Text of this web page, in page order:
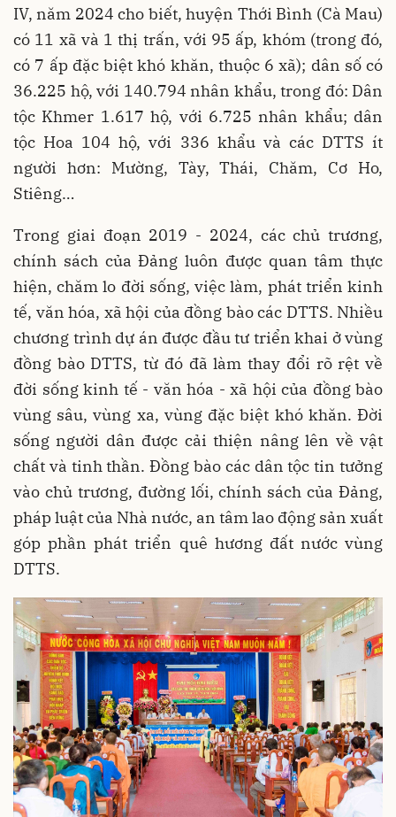
IV, năm 2024 cho biết, huyện Thới Bình (Cà Mau)
có 11 xã và 1 thị trấn, với 95 ấp, khóm (trong đó,
có 7 ấp đặc biệt khó khăn, thuộc 6 xã); dân số có
36.225 hộ, với 140.794 nhân khẩu, trong đó: Dân
tộc Khmer 1.617 hộ, với 6.725 nhân khẩu; dân
tộc Hoa 104 hộ, với 336 khẩu và các DTTS ít
người hơn: Mường, Tày, Thái, Chăm, Cơ Ho,
Stiêng…
Trong giai đoạn 2019 - 2024, các chủ trương,
chính sách của Đảng luôn được quan tâm thực
hiện, chăm lo đời sống, việc làm, phát triển kinh
tế, văn hóa, xã hội của đồng bào các DTTS. Nhiều
chương trình dự án được đầu tư triển khai ở vùng
đồng bào DTTS, từ đó đã làm thay đổi rõ rệt về
đời sống kinh tế - văn hóa - xã hội của đồng bào
vùng sâu, vùng xa, vùng đặc biệt khó khăn. Đời
sống người dân được cải thiện nâng lên về vật
chất và tinh thần. Đồng bào các dân tộc tin tưởng
vào chủ trương, đường lối, chính sách của Đảng,
pháp luật của Nhà nước, an tâm lao động sản xuất
góp phần phát triển quê hương đất nước vùng
DTTS.